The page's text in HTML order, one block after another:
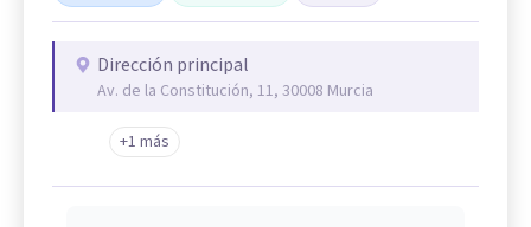
Dirección principal
Av. de la Constitución, 11, 30008 Murcia
+1 más